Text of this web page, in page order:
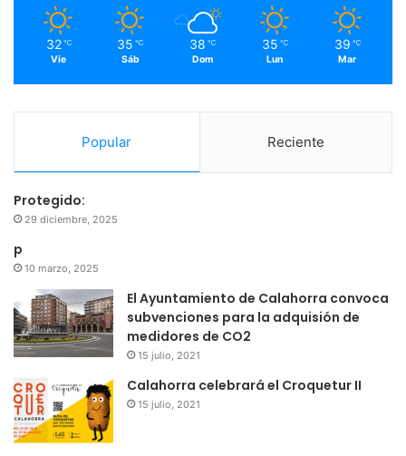
m
32 ℃
Vie
35 ℃
Sáb
38 ℃
Dom
35 ℃
Lun
39 ℃
Mar
Popular Reciente
Protegido:
29 diciembre, 2025
p
10 marzo, 2025
El Ayuntamiento de Calahorra convoca
subvenciones para la adquisión de
medidores de CO2
15 julio, 2021
Calahorra celebrará el Croquetur II
15 julio, 2021